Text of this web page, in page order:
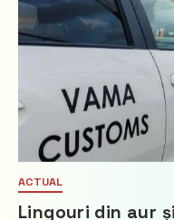
ACTUAL
Lingouri din aur